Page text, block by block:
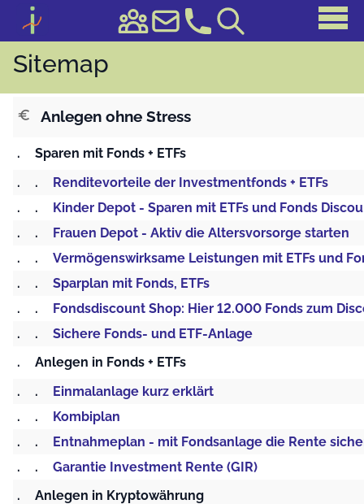
Sitemap
euro Anlegen ohne Stress
.
Sparen mit Fonds + ETFs
.
.
Renditevorteile der Investmentfonds + ETFs
.
.
Kinder Depot - Sparen mit ETFs und Fonds
.
.
Frauen Depot - Aktiv die Altersvorsorge starten
.
.
Vermögenswirksame Leistungen mit ETFs und
.
.
Sparplan mit Fonds, ETFs
.
.
Fondsdiscount Shop: Hier 12.000 Fonds zum
.
.
Sichere Fonds- und ETF-Anlage
.
Anlegen in Fonds + ETFs
.
.
Einmalanlage kurz erklärt
.
.
Kombiplan
.
.
Entnahmeplan - mit Fondsanlage die Rente
.
.
Garantie Investment Rente (GIR)
.
Anlegen in Kryptowährung